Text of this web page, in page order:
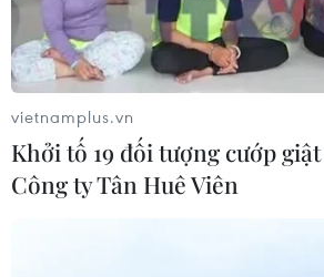
sự an toàn của họ không được
có thể sống sót qua đợt này và về
vietnamplus.vn
Khởi tố 19 đối tượng cướp
Công ty Tân Huê Viên